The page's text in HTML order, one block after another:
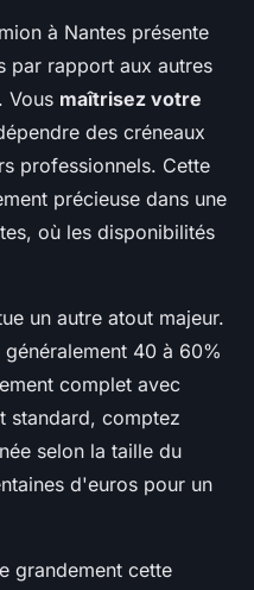
à Nantes présente
par rapport aux autres
Vous maîtrisez votre
des créneaux
professionnels. Cette
précieuse dans une
où les disponibilités
un autre atout majeur.
40 à 60%
complet avec
standard, comptez
selon la taille du
d'euros pour un
grandement cette